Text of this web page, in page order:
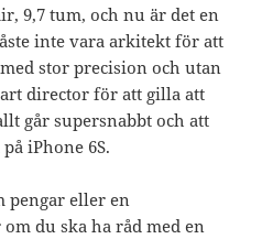
9,7 tum, och nu är det en
inte vara arkitekt för att
stor precision och utan
director för att gilla att
går supersnabbt och att
iPhone 6S.
pengar eller en
du ska ha råd med en